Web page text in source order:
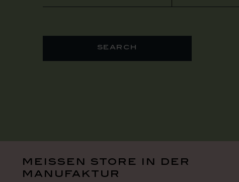
search
meissen store in der
manufaktur